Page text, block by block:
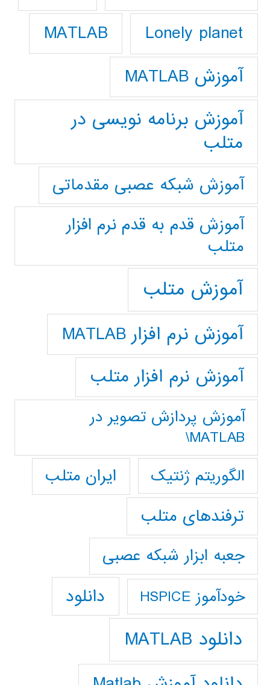
Lonely planet
MATLAB
آموزش MATLAB
آموزش برنامه نویسی در
متلب
آموزش شبکه عصبی مقدماتی
آموزش قدم به قدم نرم افزار
متلب
آموزش متلب
آموزش نرم افزار MATLAB
آموزش نرم افزار متلب
آموزش پردازش تصوير در
MATLAB\
الگوریتم ژنتیک
ایران متلب
ترفندهای متلب
جعبه ابزار شبکه عصبی
خودآموز HSPICE دانلود
دانلود MATLAB